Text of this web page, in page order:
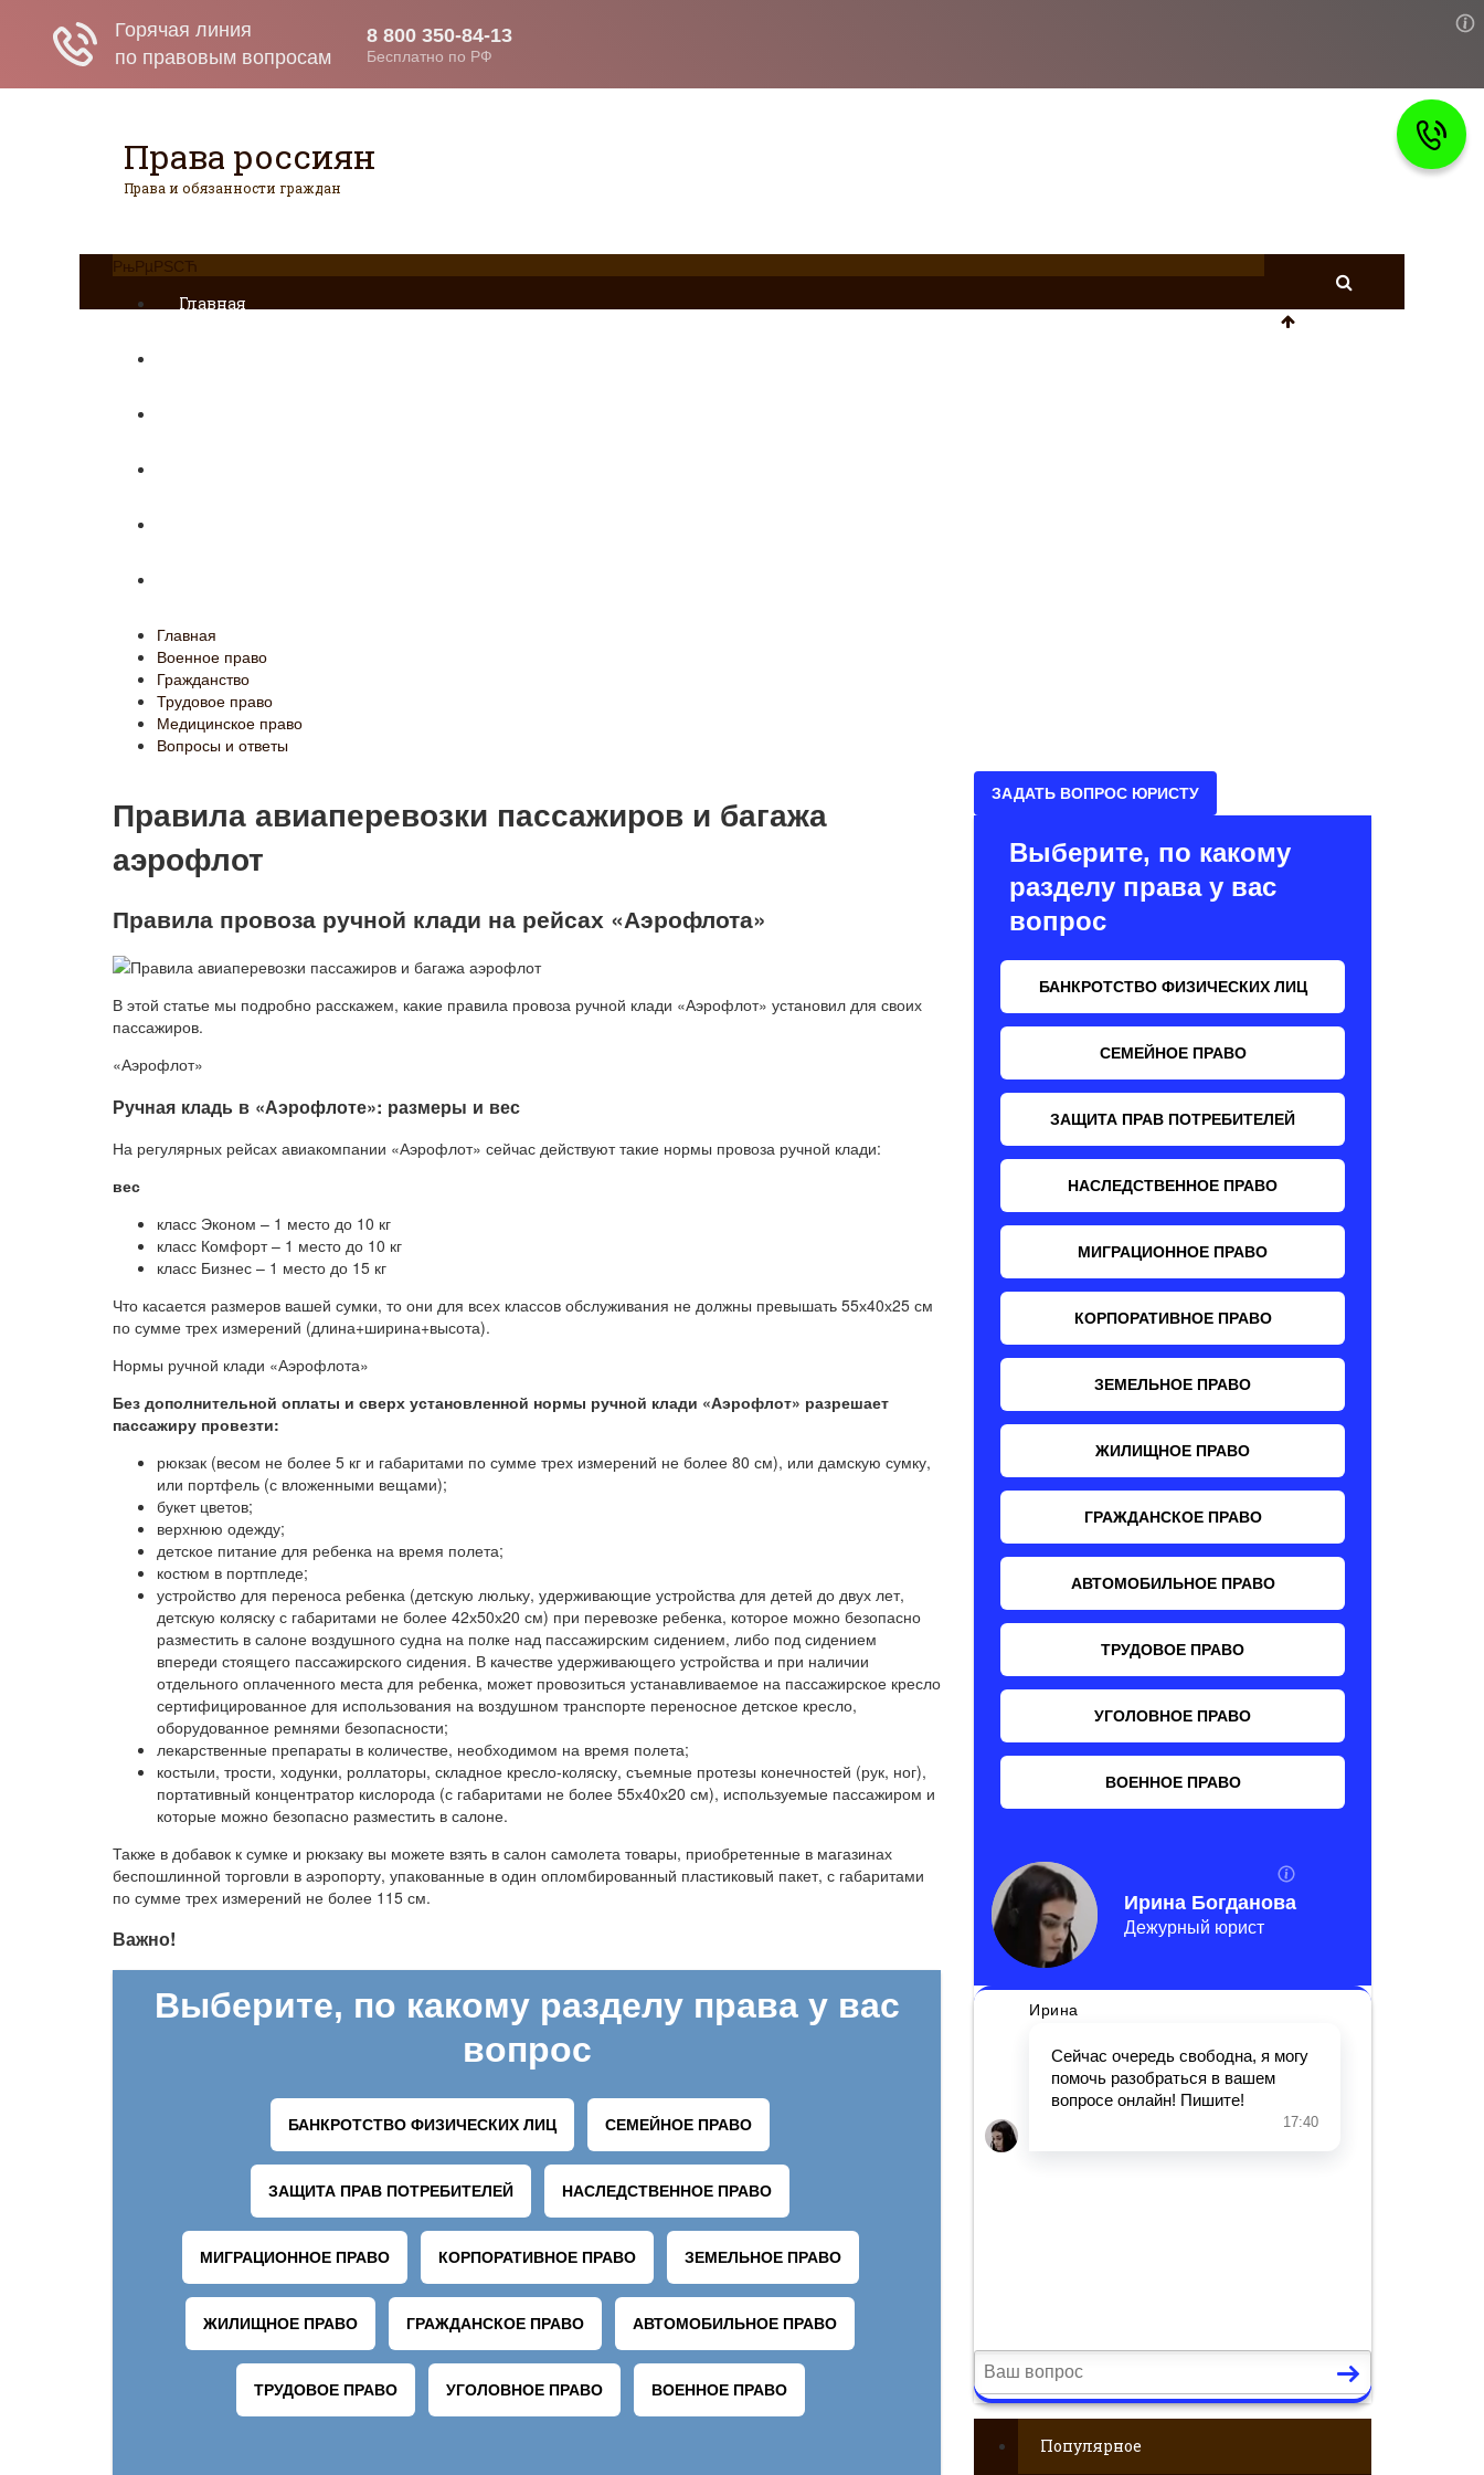
Права россиян
Права и обязанности граждан
РњРµРЅСЋ
Главная
Главная
Военное право
Гражданство
Трудовое право
Медицинское право
Вопросы и ответы
Правила авиаперевозки пассажиров и багажа
аэрофлот
Правила провоза ручной клади на рейсах «Аэрофлота»
В этой статье мы подробно расскажем, какие правила провоза ручной клади «Аэрофлот» установил для своих
пассажиров.
«Аэрофлот»
Ручная кладь в «Аэрофлоте»: размеры и вес
На регулярных рейсах авиакомпании «Аэрофлот» сейчас действуют такие нормы провоза ручной клади:
вес
класс Эконом – 1 место до 10 кг
класс Комфорт – 1 место до 10 кг
класс Бизнес – 1 место до 15 кг
Что касается размеров вашей сумки, то они для всех классов обслуживания не должны превышать 55х40х25 см
по сумме трех измерений (длина+ширина+высота).
Нормы ручной клади «Аэрофлота»
Без дополнительной оплаты и сверх установленной нормы ручной клади «Аэрофлот» разрешает
пассажиру провезти:
рюкзак (весом не более 5 кг и габаритами по сумме трех измерений не более 80 см), или дамскую сумку,
или портфель (с вложенными вещами);
букет цветов;
верхнюю одежду;
детское питание для ребенка на время полета;
костюм в портпледе;
устройство для переноса ребенка (детскую люльку, удерживающие устройства для детей до двух лет,
детскую коляску с габаритами не более 42х50х20 см) при перевозке ребенка, которое можно безопасно
разместить в салоне воздушного судна на полке над пассажирским сидением, либо под сидением
впереди стоящего пассажирского сидения. В качестве удерживающего устройства и при наличии
отдельного оплаченного места для ребенка, может провозиться устанавливаемое на пассажирское кресло
сертифицированное для использования на воздушном транспорте переносное детское кресло,
оборудованное ремнями безопасности;
лекарственные препараты в количестве, необходимом на время полета;
костыли, трости, ходунки, роллаторы, складное кресло-коляску, съемные протезы конечностей (рук, ног),
портативный концентратор кислорода (с габаритами не более 55х40х20 см), используемые пассажиром и
которые можно безопасно разместить в салоне.
Также в добавок к сумке и рюкзаку вы можете взять в салон самолета товары, приобретенные в магазинах
беспошлинной торговли в аэропорту, упакованные в один опломбированный пластиковый пакет, с габаритами
по сумме трех измерений не более 115 см.
Важно!
Популярное